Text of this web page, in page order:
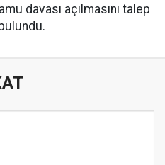
davası açılmasını talep